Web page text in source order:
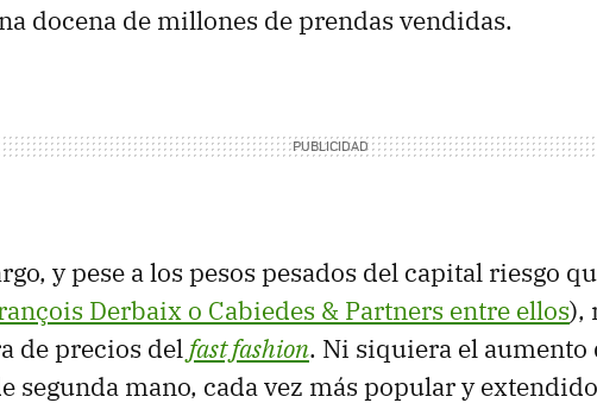
docena de millones de prendas vendidas.
y pese a los pesos pesados del capital riesgo
Derbaix o Cabiedes & Partners entre ellos),
de precios delfast fashion. Ni siquiera el aumento
segunda mano, cada vez más popular y